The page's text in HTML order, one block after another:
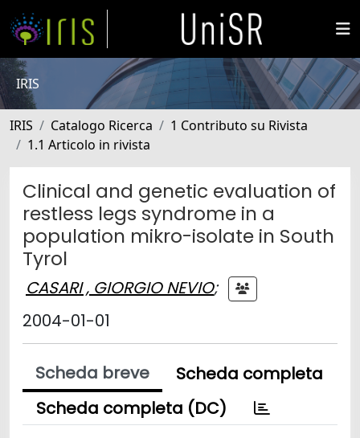
IRIS
IRIS Catalogo Ricerca
1 Contributo su Rivista
1.1 Articolo in rivista
Clinical and genetic evaluation of
restless legs syndrome in a
population mikro-isolate in South
Tyrol
CASARI , GIORGIO NEVIO;
2004-01-01
Scheda breve
Scheda completa
Scheda completa (DC)